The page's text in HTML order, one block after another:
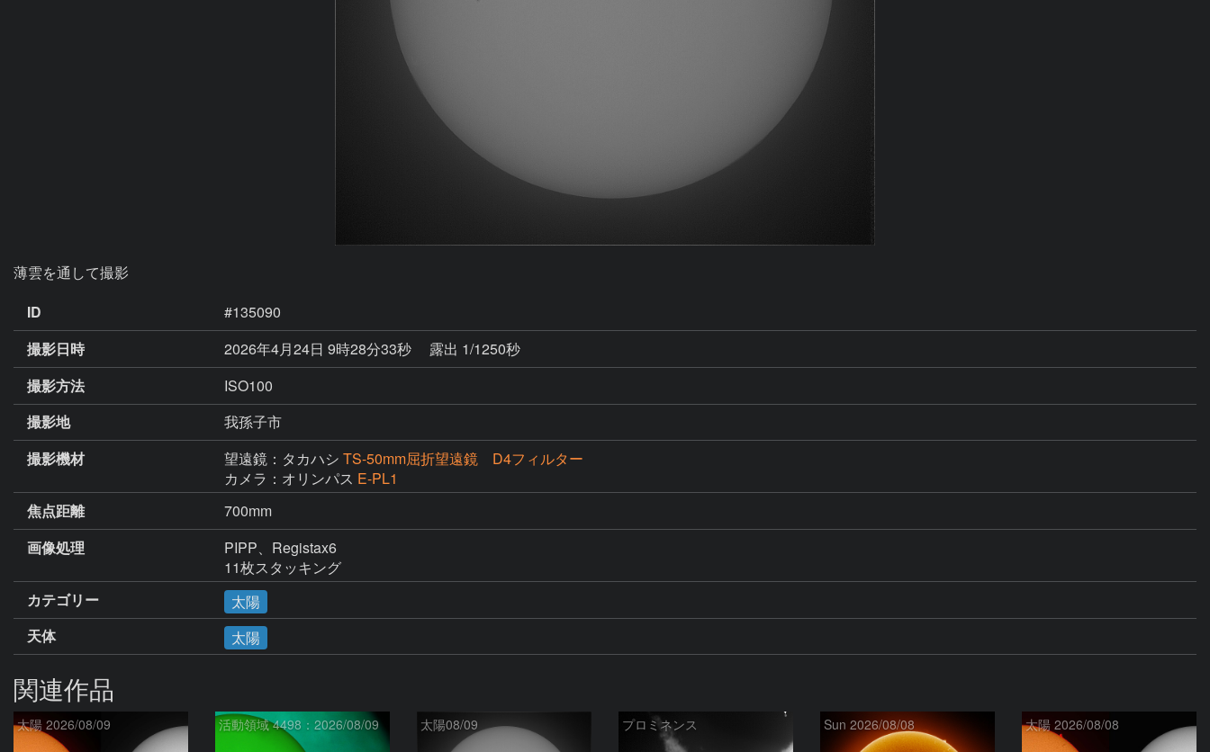
薄雲を通して撮影
ID
#135090
撮影日時
2026年4月24日 9時28分33秒
露出 1/1250秒
撮影方法
ISO100
撮影地
我孫子市
撮影機材
望遠鏡：タカハシ TS-50mm屈折望遠鏡 D4フィルター
カメラ：オリンパス E-PL1
焦点距離
700mm
画像処理
PIPP、Registax6
11枚スタッキング
カテゴリー
太陽
天体
太陽
関連作品
太陽 2026/08/09 活動領域 4498：2026/08/09 太陽08/09 プロミネンス Sun 2026/08/08 太陽 2026/08/08